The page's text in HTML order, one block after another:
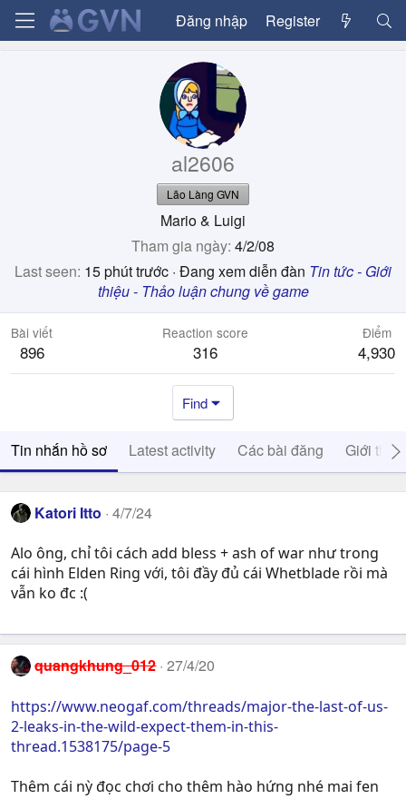
Đăng nhập Register
al2606
Lão Làng GVN
Mario & Luigi
Tham gia ngày 4/2/08
Last seen 15 phút trước · Đang xem diễn đàn Tin tức - Giới
thiệu - Thảo luận chung về game
Bài viết
896
Reaction score
316
Điểm
4,930
Find
Tin nhắn hồ sơ Latest activity Các bài đăng Giới thiệu
Katori Itto 4/7/24
Alo ông, chỉ tôi cách add bless + ash of war như trong
cái hình Elden Ring với, tôi đầy đủ cái Whetblade rồi mà
vẫn ko đc :(
quangkhung_012 27/4/20
https://www.neogaf.com/threads/major-the-last-of-us-
2-leaks-in-the-wild-expect-them-in-this-
thread.1538175/page-5
Thêm cái nỳ đọc chơi cho thêm hào hứng nhé mai fen